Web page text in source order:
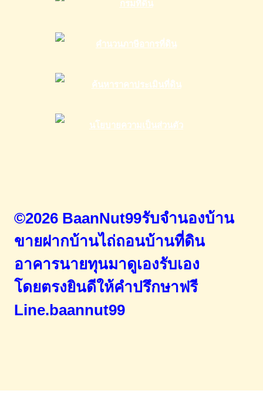
©2026 BaanNut99รับจำนองบ้าน
ขายฝากบ้านไถ่ถอนบ้านที่ดิน
อาคารนายทุนมาดูเองรับเอง
โดยตรงยินดีให้คำปรึกษาฟรี
Line.baannut99